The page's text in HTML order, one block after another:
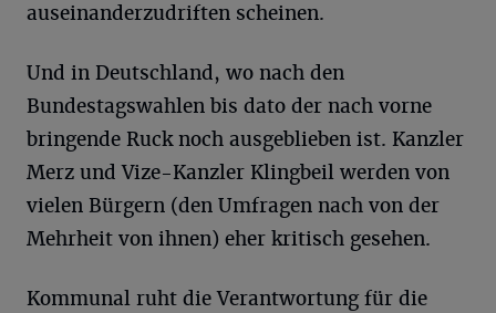
auseinanderzudriften scheinen.
Und in Deutschland, wo nach den
Bundestagswahlen bis dato der nach vorne
bringende Ruck noch ausgeblieben ist. Kanzler
Merz und Vize-Kanzler Klingbeil werden von
vielen Bürgern (den Umfragen nach von der
Mehrheit von ihnen) eher kritisch gesehen.
Kommunal ruht die Verantwortung für die